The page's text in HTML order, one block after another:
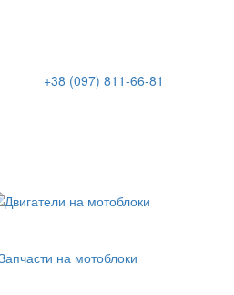
+38 (097) 811-66-81